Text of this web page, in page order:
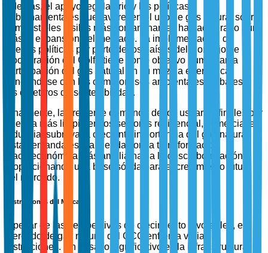
Además, el apoyo regulatorio y las políticas
gubernamentales que favorecen el uso de gas natural sobre
combustibles fósiles más contaminantes han acelerado aún
más la expansión del mercado. La implementación de
nuevas políticas por parte de los países del Consejo de
Cooperación del Golfo tiene como objetivo aumentar la
participación del gas natural en su mezcla energética,
alineándose con los compromisos ambientales globales y
los objetivos de sostenibilidad.
Finalmente, la creciente demanda de los usuarios finales por
energía más limpia en los sectores residencial, comercial e
industrial subraya la creciente importancia del gas natural.
Esta demanda está alineada con la transformación
macroeconómica más amplia hacia la descarbonización,
proporcionando una base sólida para el crecimiento futuro
del mercado.
Restricciones del Mercado
A pesar de las perspectivas de crecimiento favorables, el
mercado de gas natural del CCG enfrenta varias
restricciones. Un desafío significativo es la infraestructura